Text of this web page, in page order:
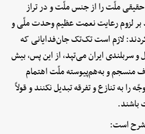
ملّت را از جنس ملّت و در تراز
بر لزوم رعایت نعمت عظیم وحدت ملّی و
لازم است تک‌تک جان‌فدایانی که
و سربلندی ایران می‌تپد، از این پس، بیش
منسجم و به‌هم‌پیوسته ملّت اهتمام
به تنازع و تفرقه تبدیل نکنند و قولاً
باشند.
شرح است: